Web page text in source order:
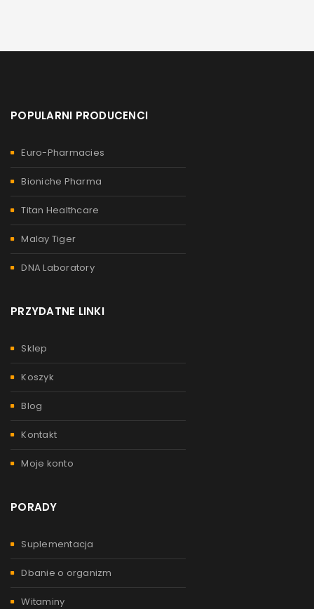
POPULARNI PRODUCENCI
Euro-Pharmacies
Bioniche Pharma
Titan Healthcare
Malay Tiger
DNA Laboratory
PRZYDATNE LINKI
Sklep
Koszyk
Blog
Kontakt
Moje konto
PORADY
Suplementacja
Dbanie o organizm
Witaminy